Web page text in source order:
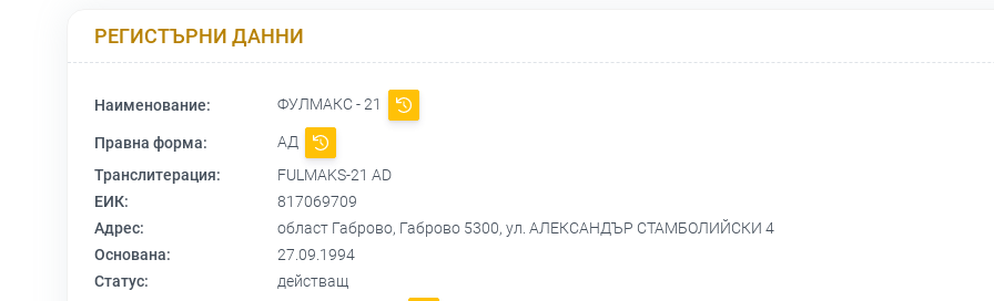
РЕГИСТЪРНИ ДАННИ
Наименование: ФУЛМАКС - 21
Правна форма:
АД
Транслитерация:
FULMAKS-21 AD
ЕИК:
817069709
Адрес:
област Габрово, Габрово 5300, ул. АЛЕКСАНДЪР СТАМБОЛИЙСКИ 4
Основана:
27.09.1994
Статус:
действащ